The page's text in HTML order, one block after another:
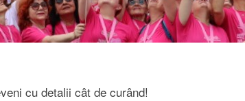
cu detalii cât de curând!